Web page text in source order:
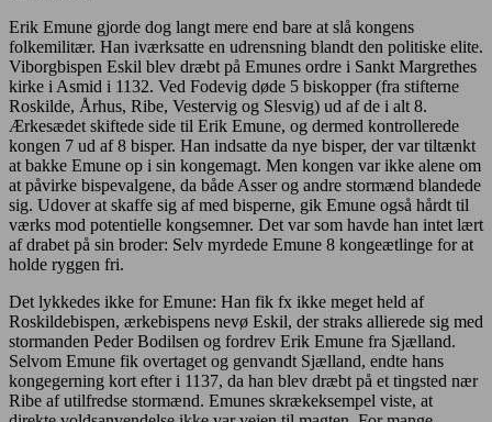
Erik Emune gjorde dog langt mere end bare at slå kongens
folkemilitær. Han iværksatte en udrensning blandt den politiske elite.
Viborgbispen Eskil blev dræbt på Emunes ordre i Sankt Margrethes
kirke i Asmid i 1132. Ved Fodevig døde 5 biskopper (fra stifterne
Roskilde, Århus, Ribe, Vestervig og Slesvig) ud af de i alt 8.
Ærkesædet skiftede side til Erik Emune, og dermed kontrollerede
kongen 7 ud af 8 bisper. Han indsatte da nye bisper, der var tiltænkt
at bakke Emune op i sin kongemagt. Men kongen var ikke alene om
at påvirke bispevalgene, da både Asser og andre stormænd blandede
sig. Udover at skaffe sig af med bisperne, gik Emune også hårdt til
værks mod potentielle kongsemner. Det var som havde han intet lært
af drabet på sin broder: Selv myrdede Emune 8 kongeætlinge for at
holde ryggen fri.
Det lykkedes ikke for Emune: Han fik fx ikke meget held af
Roskildebispen, ærkebispens nevø Eskil, der straks allierede sig med
stormanden Peder Bodilsen og fordrev Erik Emune fra Sjælland.
Selvom Emune fik overtaget og genvandt Sjælland, endte hans
kongegerning kort efter i 1137, da han blev dræbt på et tingsted nær
Ribe af utilfredse stormænd. Emunes skrækeksempel viste, at